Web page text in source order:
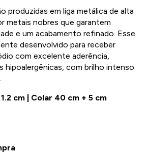
produzidas em liga metálica de alta
metais nobres que garantem
e um acabamento refinado. Esse
desenvolvido para receber
com excelente aderência,
hipoalergênicas, com brilho intenso
cm | Colar 40 cm + 5 cm